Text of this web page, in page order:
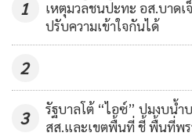
ต่อข้อถามว่า ภูมิต้านทานไม่ค่อยดี
เหมือนกับโรคติดต่อต่าง ๆ และถ้า
ทำงานก็แล้วแต่ ผู้ดำเนินรายการ
ปัญหาอยู่ที่โรงเรียน แหล่งชุมชนต่
1
เหตุมวลชนปะทะ อส.บาดเ
ปรับความเข้าใจกันได้
2
3
รัฐบาลโต้ “ไอซ์” ปมงบน้ำ
สส.และเขตพื้นที่ ชี้ พื้นที่พ